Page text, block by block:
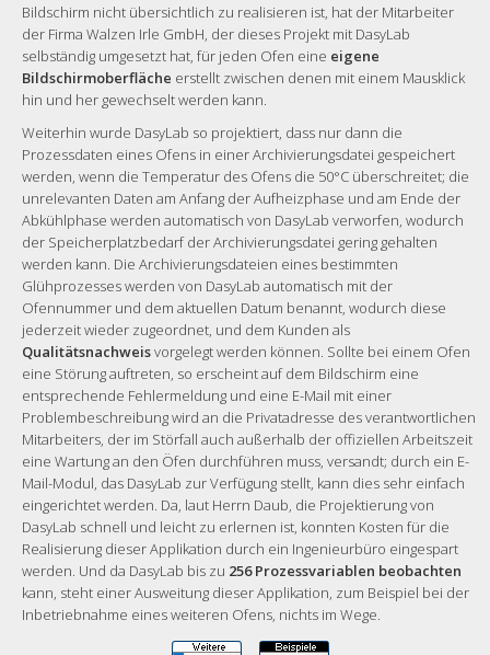
Bildschirm nicht übersichtlich zu realisieren ist, hat der Mitarbeiter
der Firma Walzen Irle GmbH, der dieses Projekt mit DasyLab
selbständig umgesetzt hat, für jeden Ofen eine eigene
Bildschirmoberfläche erstellt zwischen denen mit einem Mausklick
hin und her gewechselt werden kann.
Weiterhin wurde DasyLab so projektiert, dass nur dann die
Prozessdaten eines Ofens in einer Archivierungsdatei gespeichert
werden, wenn die Temperatur des Ofens die 50°C überschreitet; die
unrelevanten Daten am Anfang der Aufheizphase und am Ende der
Abkühlphase werden automatisch von DasyLab verworfen, wodurch
der Speicherplatzbedarf der Archivierungsdatei gering gehalten
werden kann. Die Archivierungsdateien eines bestimmten
Glühprozesses werden von DasyLab automatisch mit der
Ofennummer und dem aktuellen Datum benannt, wodurch diese
jederzeit wieder zugeordnet, und dem Kunden als
Qualitätsnachweisvorgelegt werden können. Sollte bei einem Ofen
eine Störung auftreten, so erscheint auf dem Bildschirm eine
entsprechende Fehlermeldung und eine E-Mail mit einer
Problembeschreibung wird an die Privatadresse des verantwortlichen
Mitarbeiters, der im Störfall auch außerhalb der offiziellen Arbeitszeit
eine Wartung an den Öfen durchführen muss, versandt; durch ein E-
Mail-Modul, das DasyLab zur Verfügung stellt, kann dies sehr einfach
eingerichtet werden. Da, laut Herrn Daub, die Projektierung von
DasyLab schnell und leicht zu erlernen ist, konnten Kosten für die
Realisierung dieser Applikation durch ein Ingenieurbüro eingespart
werden. Und da DasyLab bis zu 256 Prozessvariablen beobachten
kann, steht einer Ausweitung dieser Applikation, zum Beispiel bei der
Inbetriebnahme eines weiteren Ofens, nichts im Wege.